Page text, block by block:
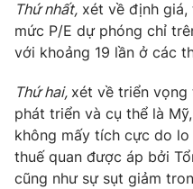
Thứ nhất, xét về định
mức P/E dự phóng chỉ
với khoảng 19 lần ở các
Thứ hai, xét về triển
phát triển và cụ thể là
không mấy tích cực do
thuế quan được áp bởi
cũng như sự sụt giảm